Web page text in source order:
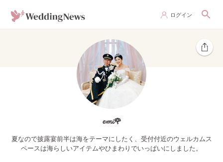
ログイン
𝓮𝓶𝓲🌹
夏なので披露宴前半は海をテーマにしたく、受付付近のウェルカムス
ペースは海らしいアイテムやひまわりでいっぱいにしました。